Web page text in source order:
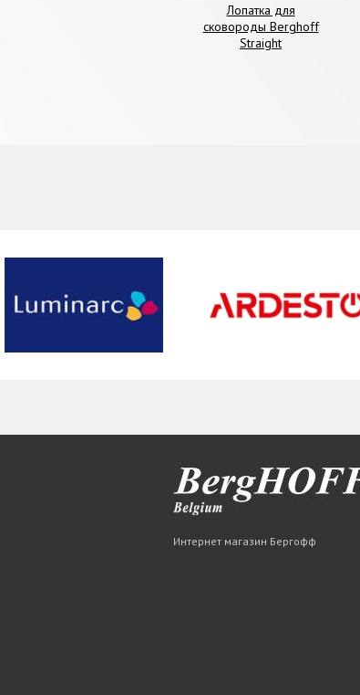
Лопатка для
сковороды Berghoff
Straight
Интернет магазин Бергофф